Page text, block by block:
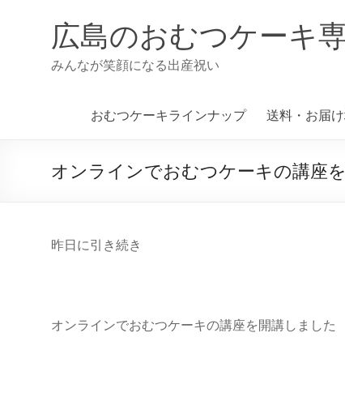
広島のおむつケーキ
みんなが笑顔になる出産祝い
おむつケーキラインナップ 送料・お届
オンラインでおむつケーキの講座
昨日に引き続き
オンラインでおむつケーキの講座を開講しました